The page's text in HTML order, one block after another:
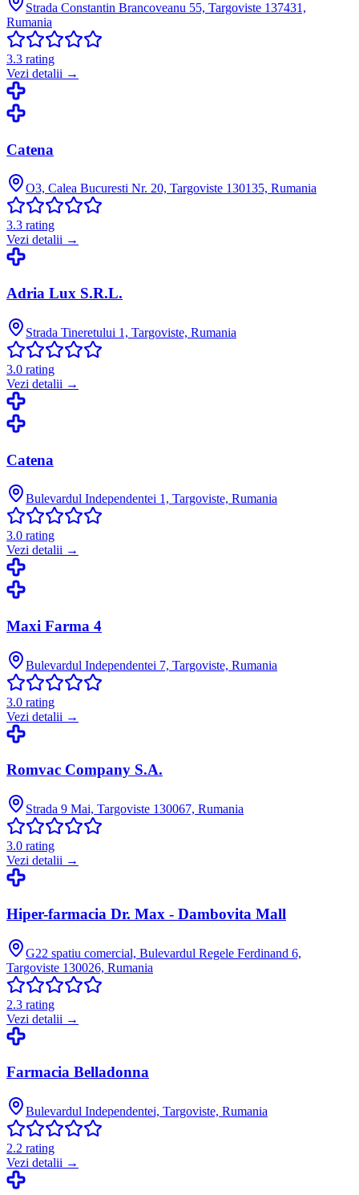
Strada Constantin Brancoveanu 55, Targoviste 137431,
Rumania
3.3 rating
Vezi detalii →
Catena
O3, Calea Bucuresti Nr. 20, Targoviste 130135, Rumania
3.3 rating
Vezi detalii →
Adria Lux S.R.L.
Strada Tineretului 1, Targoviste, Rumania
3.0 rating
Vezi detalii →
Catena
Bulevardul Independentei 1, Targoviste, Rumania
3.0 rating
Vezi detalii →
Maxi Farma 4
Bulevardul Independentei 7, Targoviste, Rumania
3.0 rating
Vezi detalii →
Romvac Company S.A.
Strada 9 Mai, Targoviste 130067, Rumania
3.0 rating
Vezi detalii →
Hiper-farmacia Dr. Max - Dambovita Mall
G22 spatiu comercial, Bulevardul Regele Ferdinand 6,
Targoviste 130026, Rumania
2.3 rating
Vezi detalii →
Farmacia Belladonna
Bulevardul Independentei, Targoviste, Rumania
2.2 rating
Vezi detalii →